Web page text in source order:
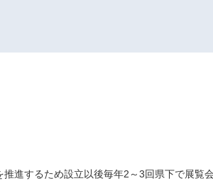
進するため設立以後毎年2～3回県下で展覧